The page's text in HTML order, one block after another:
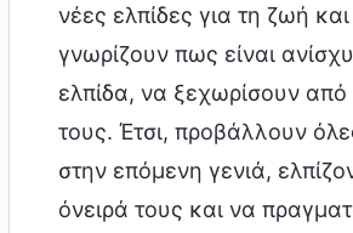
νέες ελπίδες για τη ζωή
γνωρίζουν πως είναι
ελπίδα, να ξεχωρίσουν
τους. Έτσι, προβάλλουν
στην επόμενη γενιά,
όνειρά τους και να